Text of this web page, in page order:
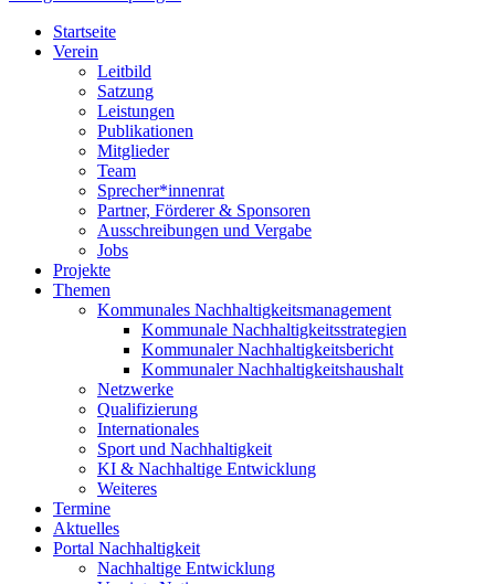
Startseite
Verein
Leitbild
Satzung
Leistungen
Publikationen
Mitglieder
Team
Sprecher*innenrat
Partner, Förderer & Sponsoren
Ausschreibungen und Vergabe
Jobs
Projekte
Themen
Kommunales Nachhaltigkeitsmanagement
Kommunale Nachhaltigkeitsstrategien
Kommunaler Nachhaltigkeitsbericht
Kommunaler Nachhaltigkeitshaushalt
Netzwerke
Qualifizierung
Internationales
Sport und Nachhaltigkeit
KI & Nachhaltige Entwicklung
Weiteres
Termine
Aktuelles
Portal Nachhaltigkeit
Nachhaltige Entwicklung